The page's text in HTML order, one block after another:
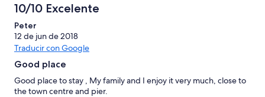
10/10 Excelente
Peter
12 de jun de 2018
Traducir con Google
Good place
Good place to stay , My family and I enjoy it very much, close to
the town centre and pier.